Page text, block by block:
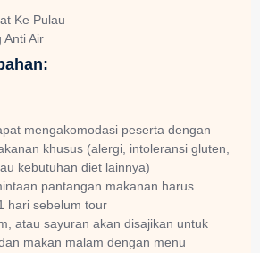
Ke Pulau
Anti Air
mengakomodasi peserta dengan
khusus (alergi, intoleransi gluten,
kebutuhan diet lainnya)
pantangan makanan harus
hari sebelum tour
atau sayuran akan disajikan untuk
makan malam dengan menu